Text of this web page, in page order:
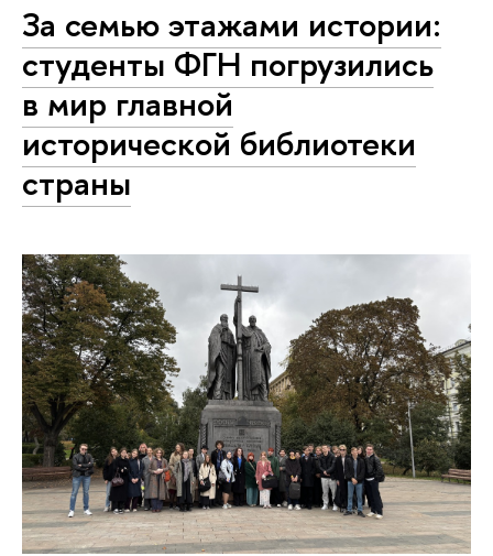
За семью этажами истории:
студенты ФГН погрузились
в мир главной
исторической библиотеки
страны